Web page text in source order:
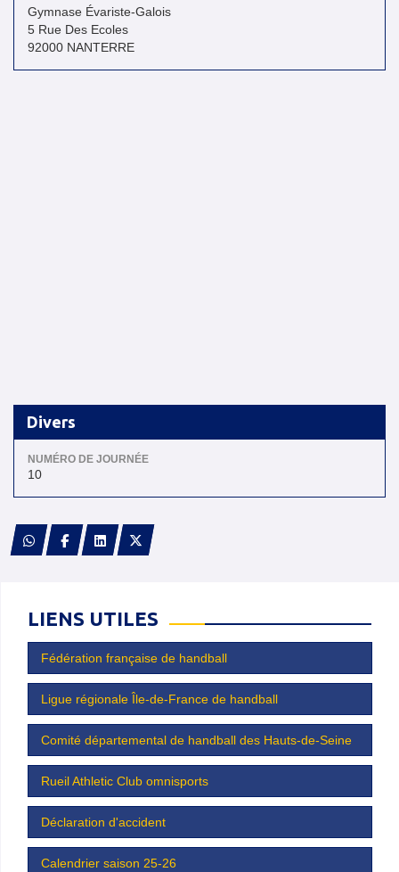
Gymnase Évariste-Galois
5 Rue Des Ecoles
92000 NANTERRE
Divers
NUMÉRO DE JOURNÉE
10
LIENS UTILES
Fédération française de handball
Ligue régionale Île-de-France de handball
Comité départemental de handball des Hauts-de-Seine
Rueil Athletic Club omnisports
Déclaration d'accident
Calendrier saison 25-26